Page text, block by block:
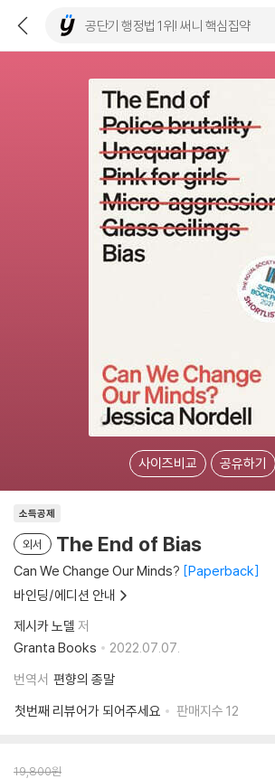
사이즈비교 공유하기
소득공제
외서 The End of Bias
Can We Change Our Minds? Paperback
바인딩/에디션 안내
제시카 노델 저
Granta Books
2022.07.07.
번역서 편향의 종말
첫번째 리뷰어가 되어주세요
판매지수 12
19,800원